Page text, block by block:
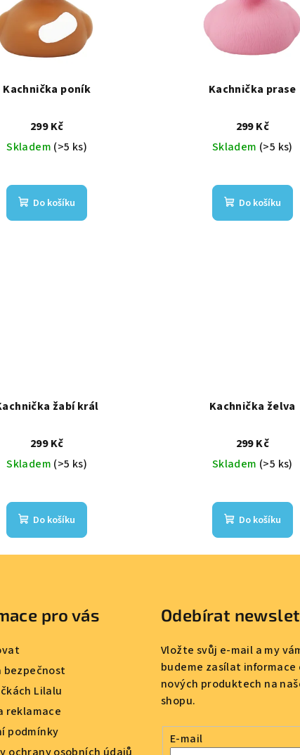
Kachnička poník
299 Kč
Skladem (>5 ks)
Do košíku
Kachnička prase
299 Kč
Skladem (>5 ks)
Do košíku
žabí král
299 Kč
Skladem (>5 ks)
Do košíku
Kachnička želva
299 Kč
Skladem (>5 ks)
Do košíku
pro vás
bezpečnost
Lilalu
reklamace
podmínky
ochrany osobních údajů
Odebírat
Vložte svůj e-mail a my
budeme zasílat informace
nových produktech na
shopu.
E-mail